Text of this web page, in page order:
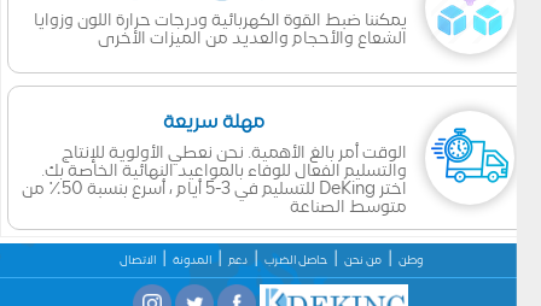
يمكننا ضبط القوة الكهربائية ودرجات حرارة اللون وزوايا
الشعاع والأحجام والعديد من الميزات الأخرى
مهلة سريعة
الوقت أمر بالغ الأهمية. نحن نعطي الأولوية للإنتاج
والتسليم الفعال للوفاء بالمواعيد النهائية الخاصة بك.
اختر DeKing للتسليم في 3-5 أيام ، أسرع بنسبة 50٪ من
متوسط الصناعة
وطن من نحن حاصل الضرب دعم المدونة الاتصال